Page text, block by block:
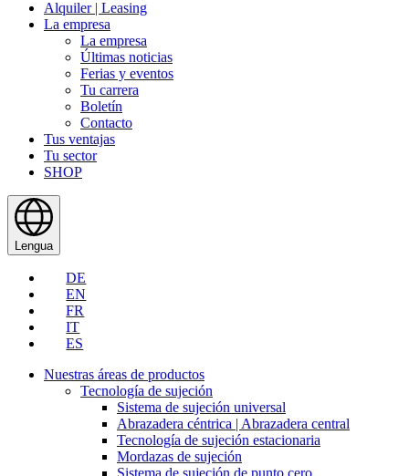
Alquiler | Leasing
La empresa
La empresa
Últimas noticias
Ferias y eventos
Tu carrera
Boletín
Contacto
Tus ventajas
Tu sector
SHOP
Lengua
DE
EN
FR
IT
ES
Nuestras áreas de productos
Tecnología de sujeción
Sistema de sujeción universal
Abrazadera céntrica | Abrazadera central
Tecnología de sujeción estacionaria
Mordazas de sujeción
Sistema de sujeción de punto cero